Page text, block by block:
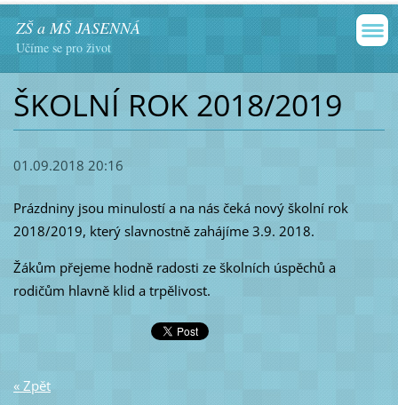
ZŠ a MŠ JASENNÁ
Učíme se pro život
ŠKOLNÍ ROK 2018/2019
01.09.2018 20:16
Prázdniny jsou minulostí a na nás čeká nový školní rok
2018/2019, který slavnostně zahájíme 3.9. 2018.
Žákům přejeme hodně radosti ze školních úspěchů a
rodičům hlavně klid a trpělivost.
« Zpět